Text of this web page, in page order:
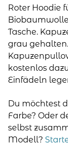
Menge
Roter Hoodie
Tasche.
grau
kostenlos
Einfädeln
Du möchtest
Farbe? Oder
selbst
Modell?